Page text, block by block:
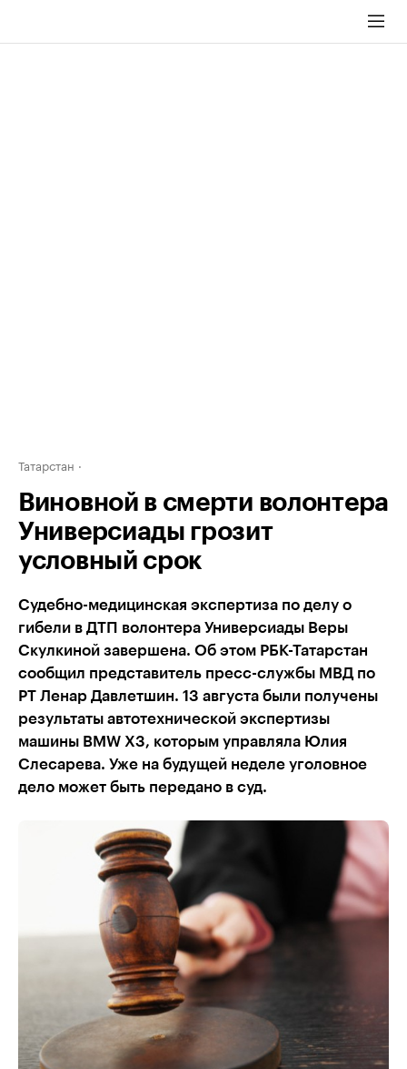
Татарстан
Виновной в смерти волонтера
Универсиады грозит
условный срок
Судебно-медицинская экспертиза по делу о
гибели в ДТП волонтера Универсиады Веры
Скулкиной завершена. Об этом РБК-Татарстан
сообщил представитель пресс-службы МВД по
РТ Ленар Давлетшин. 13 августа были получены
результаты автотехнической экспертизы
машины BMW X3, которым управляла Юлия
Слесарева. Уже на будущей неделе уголовное
дело может быть передано в суд.